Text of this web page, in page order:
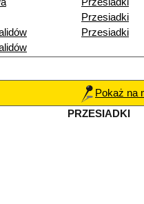
Przesiadki
Przesiadki
Pokaż na
PRZESIADKI